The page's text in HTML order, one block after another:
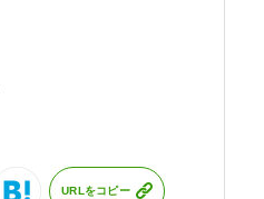
URLをコピー